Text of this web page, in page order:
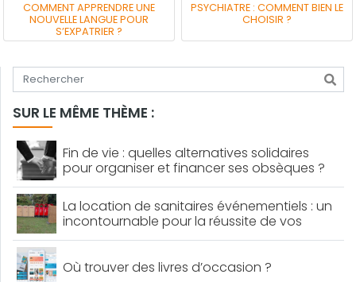
COMMENT APPRENDRE UNE
NOUVELLE LANGUE POUR
S’EXPATRIER ?
PSYCHIATRE : COMMENT BIEN LE
CHOISIR ?
Tapez votre recherche
SUR LE MÊME THÈME :
Fin de vie : quelles alternatives solidaires
pour organiser et financer ses obsèques ?
La location de sanitaires événementiels : un
incontournable pour la réussite de vos
événements
Où trouver des livres d’occasion ?